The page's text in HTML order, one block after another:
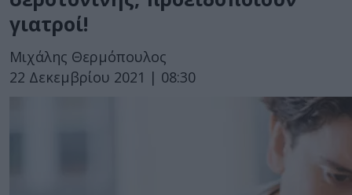
γιατροί!
Μιχάλης Θερμόπουλος
22 Δεκεμβρίου 2021 | 08:30